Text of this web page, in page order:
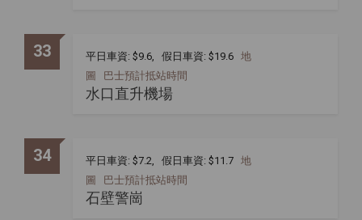
33 平日車資: $9.6, 假日車資: $19.6 地
圖
巴士預計抵站時間
水口直升機場
34 平日車資: $7.2, 假日車資: $11.7 地
圖
巴士預計抵站時間
石壁警崗